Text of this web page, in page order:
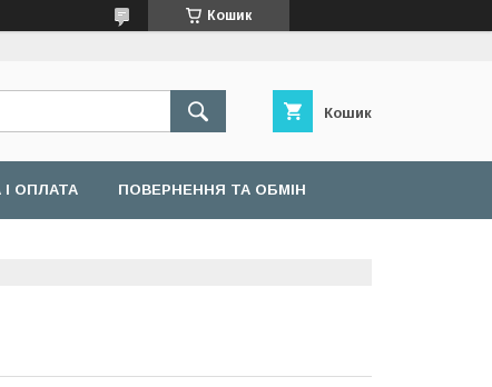
Кошик
Кошик
ОПЛАТА ПОВЕРНЕННЯ ТА ОБМІН